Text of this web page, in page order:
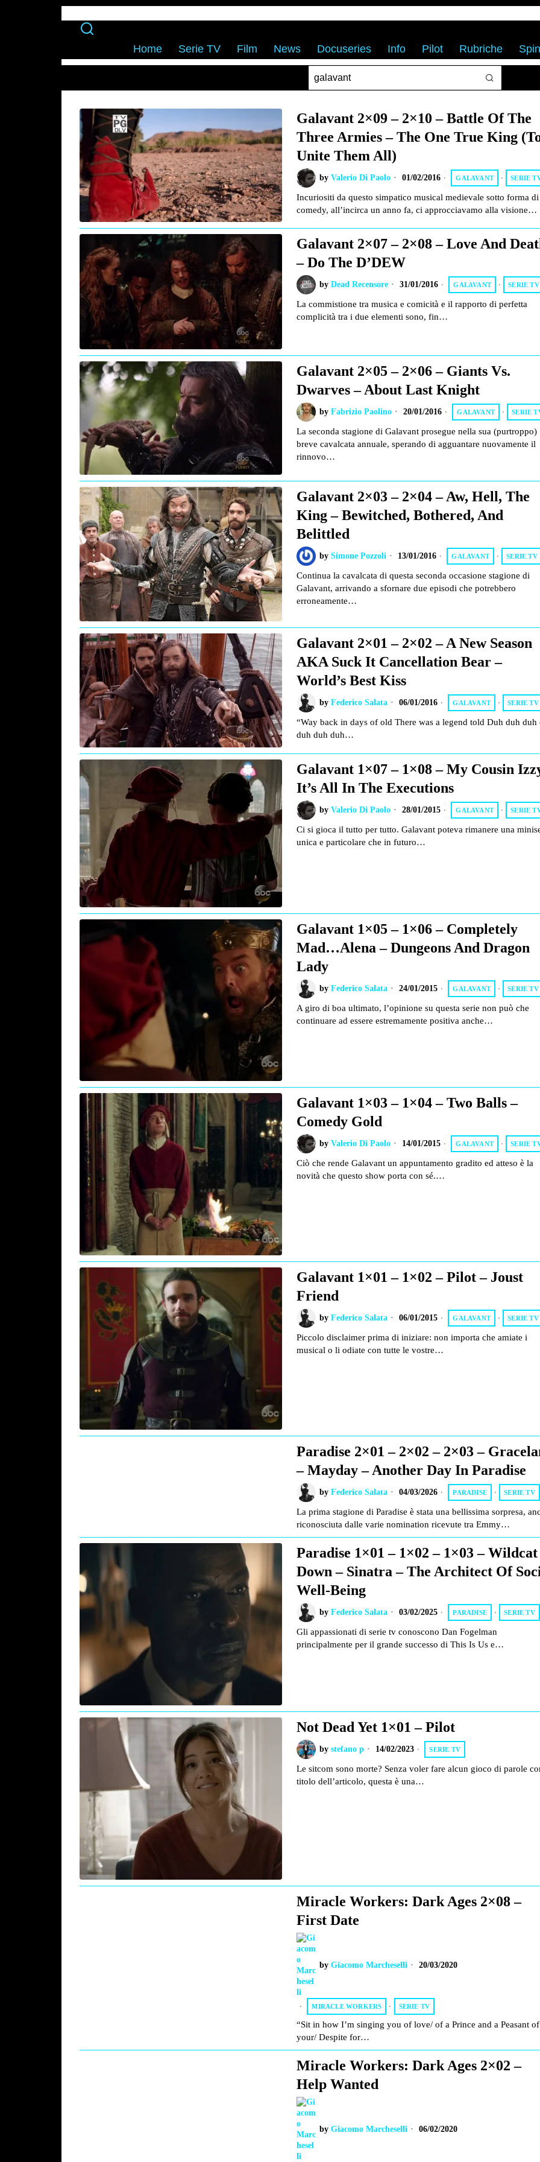
Home Serie TV Film News Docuseries Info Pilot Rubriche
Galavant 2×09 – 2×10 – Battle Of The
Three Armies – The One True King
Unite Them All)
by Valerio Di Paolo 01/02/2016 GALAVANT · SERIE
Incuriositi da questo simpatico musical medievale sotto forma di
comedy, all’incirca un anno fa, ci approcciavamo alla visione…
Galavant 2×07 – 2×08 – Love And
– Do The D’DEW
by Dead Recensore 31/01/2016 GALAVANT · SERIE TV
La commistione tra musica e comicità e il rapporto di perfetta
complicità tra i due elementi sono, fin…
Galavant 2×05 – 2×06 – Giants Vs.
Dwarves – About Last Knight
by Fabrizio Paolino 20/01/2016 GALAVANT · SERIE
La seconda stagione di Galavant prosegue nella sua (purtroppo)
breve cavalcata annuale, sperando di agguantare nuovamente il
rinnovo…
Galavant 2×03 – 2×04 – Aw, Hell, The
King – Bewitched, Bothered, And
Belittled
by Simone Pozzoli 13/01/2016 GALAVANT · SERIE TV
Continua la cavalcata di questa seconda occasione stagione di
Galavant, arrivando a sfornare due episodi che potrebbero
erroneamente…
Galavant 2×01 – 2×02 – A New Season
AKA Suck It Cancellation Bear –
World’s Best Kiss
by Federico Salata 06/01/2016 GALAVANT · SERIE TV
“Way back in days of old There was a legend told Duh duh duh
duh duh duh…
Galavant 1×07 – 1×08 – My Cousin
It’s All In The Executions
by Valerio Di Paolo 28/01/2015 GALAVANT · SERIE
Ci si gioca il tutto per tutto. Galavant poteva rimanere una
unica e particolare che in futuro…
Galavant 1×05 – 1×06 – Completely
Mad…Alena – Dungeons And Dragon
Lady
by Federico Salata 24/01/2015 GALAVANT · SERIE TV
A giro di boa ultimato, l’opinione su questa serie non può che
continuare ad essere estremamente positiva anche…
Galavant 1×03 – 1×04 – Two Balls –
Comedy Gold
by Valerio Di Paolo 14/01/2015 GALAVANT · SERIE
Ciò che rende Galavant un appuntamento gradito ed atteso è la
novità che questo show porta con sé.…
Galavant 1×01 – 1×02 – Pilot – Joust
Friend
by Federico Salata 06/01/2015 GALAVANT · SERIE TV
Piccolo disclaimer prima di iniziare: non importa che amiate i
musical o li odiate con tutte le vostre…
Paradise 2×01 – 2×02 – 2×03 –
– Mayday – Another Day In Paradise
by Federico Salata 04/03/2026 PARADISE · SERIE TV
La prima stagione di Paradise è stata una bellissima sorpresa,
riconosciuta dalle varie nomination ricevute tra Emmy…
Paradise 1×01 – 1×02 – 1×03 –
Down – Sinatra – The Architect Of
Well-Being
by Federico Salata 03/02/2025 PARADISE · SERIE TV
Gli appassionati di serie tv conoscono Dan Fogelman
principalmente per il grande successo di This Is Us e…
Not Dead Yet 1×01 – Pilot
by stefano p 14/02/2023 SERIE TV
Le sitcom sono morte? Senza voler fare alcun gioco di parole
titolo dell’articolo, questa è una…
Miracle Workers: Dark Ages 2×08 –
First Date
by Giacomo Marcheselli 20/03/2020
MIRACLE WORKERS · SERIE TV
“Sit in how I’m singing you of love/ of a Prince and a Peasant of
your/ Despite for…
Miracle Workers: Dark Ages 2×02 –
Help Wanted
by Giacomo Marcheselli 06/02/2020